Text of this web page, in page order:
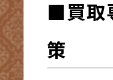
■買取
策